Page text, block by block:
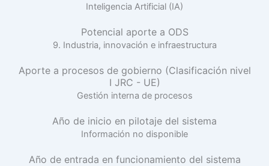
Inteligencia Artificial (IA)
Potencial aporte a ODS
9. Industria, innovación e infraestructura
Aporte a procesos de gobierno (Clasificación nivel
I JRC - UE)
Gestión interna de procesos
Año de inicio en pilotaje del sistema
Información no disponible
Año de entrada en funcionamiento del sistema